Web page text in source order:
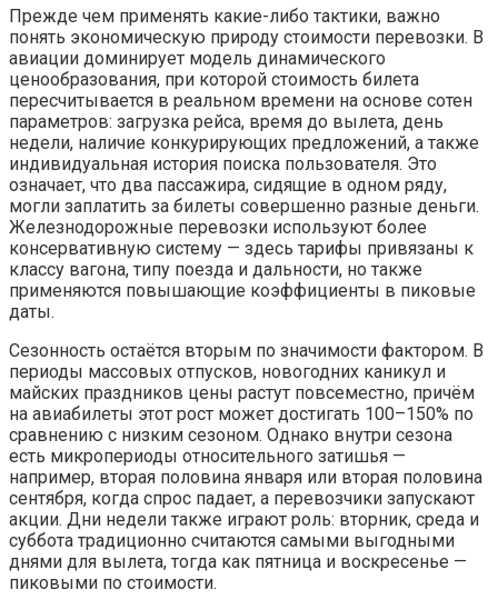
Прежде чем применять какие-либо тактики, важно
понять экономическую природу стоимости перевозки. В
авиации доминирует модель динамического
ценообразования, при которой стоимость билета
пересчитывается в реальном времени на основе сотен
параметров: загрузка рейса, время до вылета, день
недели, наличие конкурирующих предложений, а также
индивидуальная история поиска пользователя. Это
означает, что два пассажира, сидящие в одном ряду,
могли заплатить за билеты совершенно разные деньги.
Железнодорожные перевозки используют более
консервативную систему — здесь тарифы привязаны к
классу вагона, типу поезда и дальности, но также
применяются повышающие коэффициенты в пиковые
даты.
Сезонность остаётся вторым по значимости фактором. В
периоды массовых отпусков, новогодних каникул и
майских праздников цены растут повсеместно, причём
на авиабилеты этот рост может достигать 100–150% по
сравнению с низким сезоном. Однако внутри сезона
есть микропериоды относительного затишья —
например, вторая половина января или вторая половина
сентября, когда спрос падает, а перевозчики запускают
акции. Дни недели также играют роль: вторник, среда и
суббота традиционно считаются самыми выгодными
днями для вылета, тогда как пятница и воскресенье —
пиковыми по стоимости.